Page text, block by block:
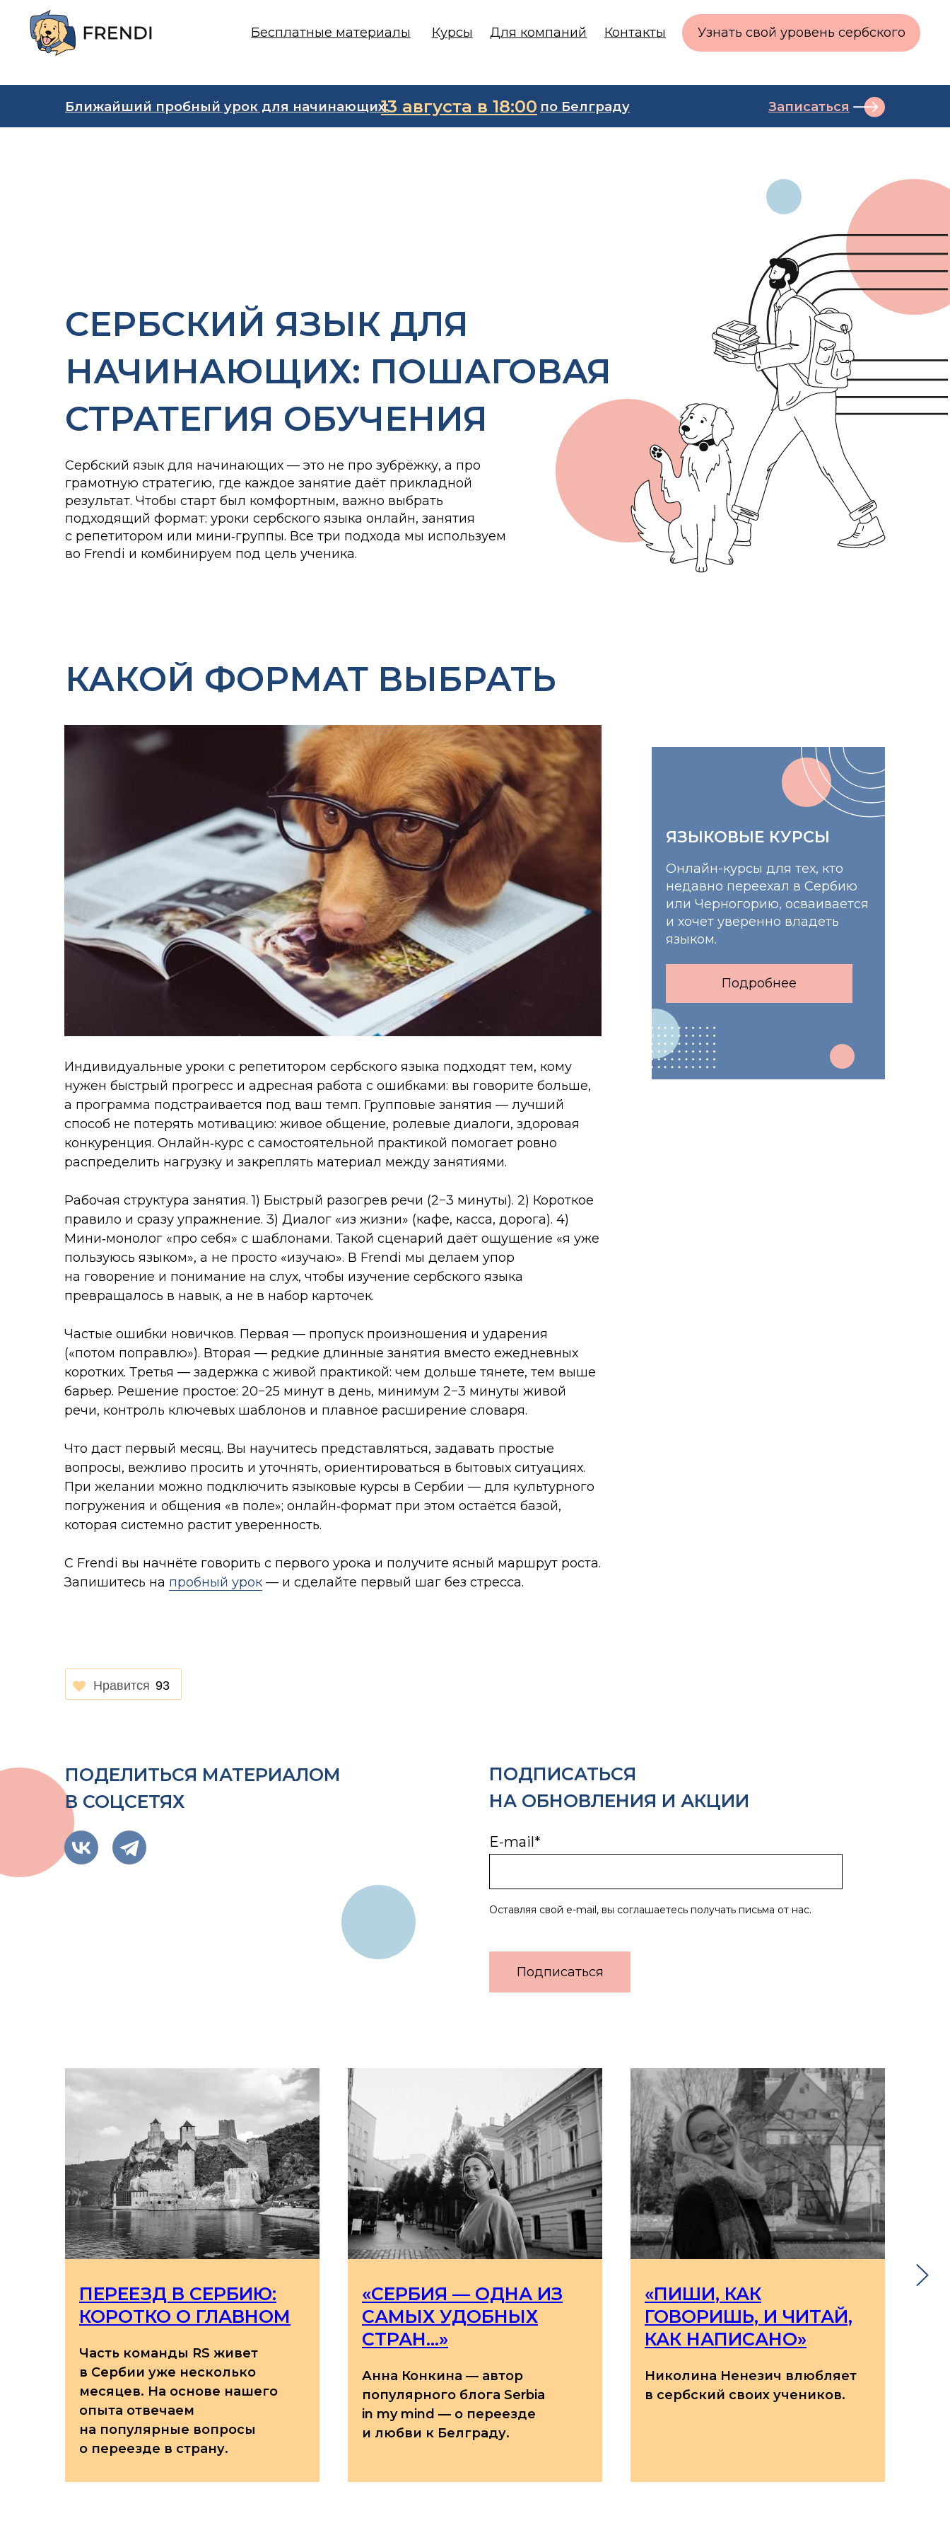
Бесплатные материалы Курсы Для компаний Контакты Узнать свой уровень сербского
Ближайший пробный урок для начинающих: Записаться
13 августа в 18:00 по Белграду
СЕРБСКИЙ ЯЗЫК ДЛЯ
НАЧИНАЮЩИХ: ПОШАГОВАЯ
СТРАТЕГИЯ ОБУЧЕНИЯ
Сербский язык для начинающих — это не про зубрёжку, а про
грамотную стратегию, где каждое занятие даёт прикладной
результат. Чтобы старт был комфортным, важно выбрать
подходящий формат: уроки сербского языка онлайн, занятия
с репетитором или мини‑группы. Все три подхода мы используем
во Frendi и комбинируем под цель ученика.
ЯЗЫКОВЫЕ КУРСЫ
Онлайн-курсы для тех, кто
недавно переехал в Сербию
или Черногорию, осваивается
и хочет уверенно владеть
языком.
Подробнее
КАКОЙ ФОРМАТ ВЫБРАТЬ
Индивидуальные уроки с репетитором сербского языка подходят тем, кому
нужен быстрый прогресс и адресная работа с ошибками: вы говорите больше,
а программа подстраивается под ваш темп. Групповые занятия — лучший
способ не потерять мотивацию: живое общение, ролевые диалоги, здоровая
конкуренция. Онлайн‑курс с самостоятельной практикой помогает ровно
распределить нагрузку и закреплять материал между занятиями.
Рабочая структура занятия. 1) Быстрый разогрев речи (2−3 минуты). 2) Короткое
правило и сразу упражнение. 3) Диалог «из жизни» (кафе, касса, дорога). 4)
Мини‑монолог «про себя» с шаблонами. Такой сценарий даёт ощущение «я уже
пользуюсь языком», а не просто «изучаю». В Frendi мы делаем упор
на говорение и понимание на слух, чтобы изучение сербского языка
превращалось в навык, а не в набор карточек.
Частые ошибки новичков. Первая — пропуск произношения и ударения
(«потом поправлю»). Вторая — редкие длинные занятия вместо ежедневных
коротких. Третья — задержка с живой практикой: чем дольше тянете, тем выше
барьер. Решение простое: 20−25 минут в день, минимум 2−3 минуты живой
речи, контроль ключевых шаблонов и плавное расширение словаря.
Что даст первый месяц. Вы научитесь представляться, задавать простые
вопросы, вежливо просить и уточнять, ориентироваться в бытовых ситуациях.
При желании можно подключить языковые курсы в Сербии — для культурного
погружения и общения «в поле»; онлайн‑формат при этом остаётся базой,
которая системно растит уверенность.
С Frendi вы начнёте говорить с первого урока и получите ясный маршрут роста.
Запишитесь на пробный урок — и сделайте первый шаг без стресса.
Нравится 93
ПОДЕЛИТЬСЯ МАТЕРИАЛОМ
В СОЦСЕТЯХ
E-mail*
Оставляя свой e-mail, вы соглашаетесь получать письма от нас.
Подписаться
ПОДПИСАТЬСЯ
НА ОБНОВЛЕНИЯ И АКЦИИ
ПЕРЕЕЗД В СЕРБИЮ:
КОРОТКО О ГЛАВНОМ
Часть команды RS живет
в Сербии уже несколько
месяцев. На основе нашего
опыта отвечаем
на популярные вопросы
о переезде в страну.
«СЕРБИЯ — ОДНА ИЗ
САМЫХ УДОБНЫХ
СТРАН...»
Анна Конкина — автор
популярного блога Serbia
in my mind — о переезде
и любви к Белграду.
«ПИШИ, КАК
ГОВОРИШЬ, И ЧИТАЙ,
КАК НАПИСАНО»
Николина Ненезич влюбляет
в сербский своих учеников.